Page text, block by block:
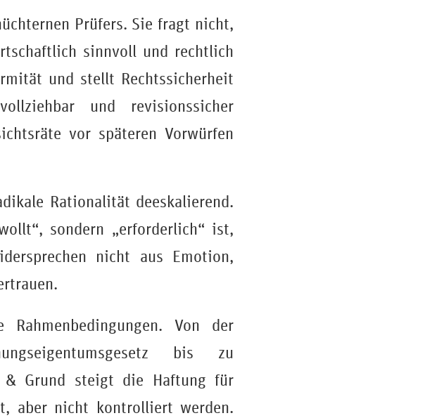
Prüfers. Sie fragt nicht,
sinnvoll und rechtlich
und stellt Rechtssicherheit
und revisionssicher
vor späteren Vorwürfen
Rationalität deeskalierend.
sondern „erforderlich“ ist,
nicht aus Emotion,
Von der
bis zu
& Grund steigt die Haftung für
aber nicht kontrolliert werden.